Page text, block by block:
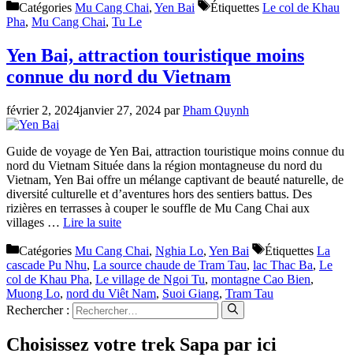
Catégories Mu Cang Chai, Yen Bai Étiquettes Le col de Khau
Pha, Mu Cang Chai, Tu Le
Yen Bai, attraction touristique moins
connue du nord du Vietnam
février 2, 2024janvier 27, 2024 parPham Quynh
Guide de voyage de Yen Bai, attraction touristique moins connue du
nord du Vietnam Située dans la région montagneuse du nord du
Vietnam, Yen Bai offre un mélange captivant de beauté naturelle, de
diversité culturelle et d’aventures hors des sentiers battus. Des
rizières en terrasses à couper le souffle de Mu Cang Chai aux
villages … Lire la suite
Catégories Mu Cang Chai, Nghia Lo, Yen Bai Étiquettes La
cascade Pu Nhu, La source chaude de Tram Tau, lac Thac Ba, Le
col de Khau Pha, Le village de Ngoi Tu, montagne Cao Bien,
Muong Lo, nord du Viêt Nam, Suoi Giang, Tram Tau
Rechercher :
Choisissez votre trek Sapa par ici